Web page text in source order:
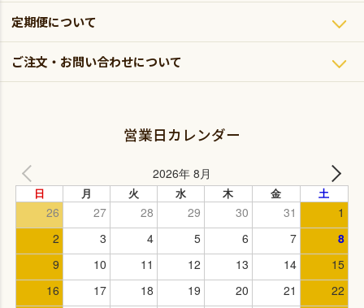
定期便について
ご注文・お問い合わせについて
営業日カレンダー